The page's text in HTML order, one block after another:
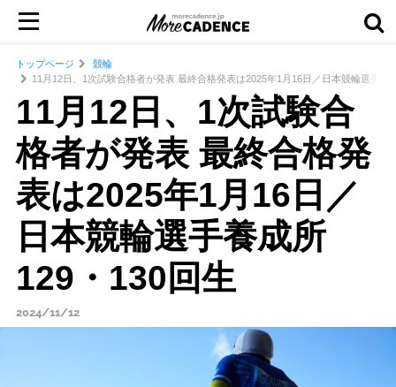
トップページ
競輪
11月12日、1次試験合格者が発表 最終合格発表は2025年1月16日／日本競輪選手養
11月12日、1次試験合
格者が発表 最終合格発
表は2025年1月16日／
日本競輪選手養成所
129・130回生
2024/11/12